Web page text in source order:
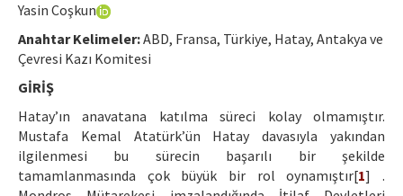
Author's Guide
Refereeing Guide
Contact Us
Yasin Coşkun
Anahtar Kelimeler:ABD, Fransa, Türkiye, Hatay, Antakya ve
Çevresi Kazı Komitesi
GİRİŞ
Hatay’ın anavatana katılma süreci kolay olmamıştır.
Mustafa Kemal Atatürk’ün Hatay davasıyla yakından
ilgilenmesi bu sürecin başarılı bir şekilde
tamamlanmasında çok büyük bir rol oynamıştır[1] .